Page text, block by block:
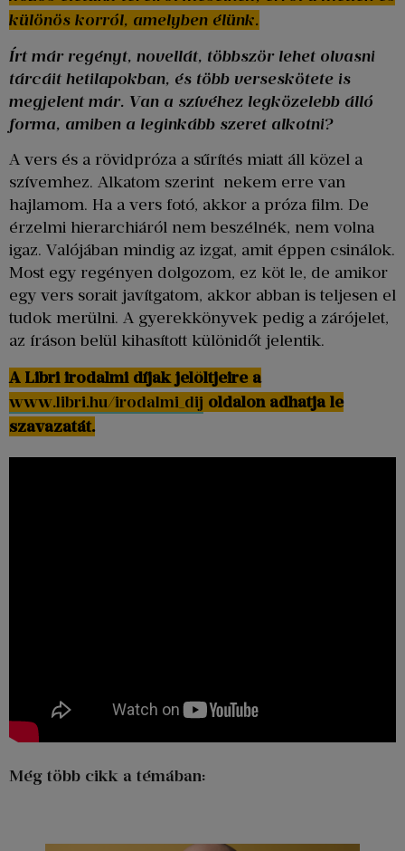
különös korról, amelyben élünk.
Írt már regényt, novellát, többször lehet olvasni
tárcáit hetilapokban, és több verseskötete is
megjelent már. Van a szívéhez legközelebb álló
forma, amiben a leginkább szeret alkotni?
A vers és a rövidpróza a sűrítés miatt áll közel a
szívemhez. Alkatom szerint nekem erre van
hajlamom. Ha a vers fotó, akkor a próza film. De
érzelmi hierarchiáról nem beszélnék, nem volna
igaz. Valójában mindig az izgat, amit éppen csinálok.
Most egy regényen dolgozom, ez köt le, de amikor
egy vers sorait javítgatom, akkor abban is teljesen el
tudok merülni. A gyerekkönyvek pedig a zárójelet,
az íráson belül kihasított különidőt jelentik.
A Libri irodalmi díjak jelöltjeire a
www.libri.hu/irodalmi_dij oldalon adhatja le
szavazatát.
Még több cikk a témában: